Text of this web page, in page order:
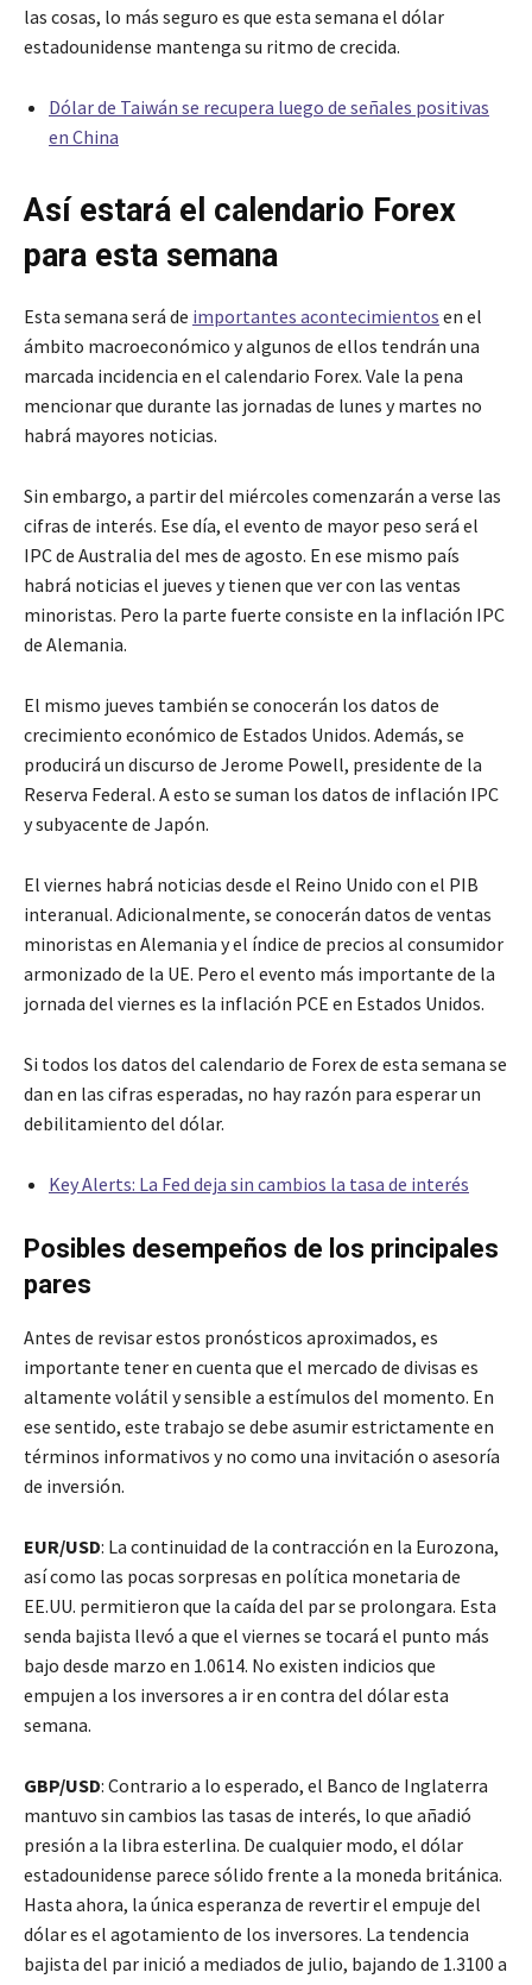
las cosas, lo más seguro es que esta semana el dólar
estadounidense mantenga su ritmo de crecida.
Dólar de Taiwán se recupera luego de señales positivas
en China
Así estará el calendario Forex
para esta semana
Esta semana será de importantes acontecimientos en el
ámbito macroeconómico y algunos de ellos tendrán una
marcada incidencia en el calendario Forex. Vale la pena
mencionar que durante las jornadas de lunes y martes no
habrá mayores noticias.
Sin embargo, a partir del miércoles comenzarán a verse las
cifras de interés. Ese día, el evento de mayor peso será el
IPC de Australia del mes de agosto. En ese mismo país
habrá noticias el jueves y tienen que ver con las ventas
minoristas. Pero la parte fuerte consiste en la inflación IPC
de Alemania.
El mismo jueves también se conocerán los datos de
crecimiento económico de Estados Unidos. Además, se
producirá un discurso de Jerome Powell, presidente de la
Reserva Federal. A esto se suman los datos de inflación IPC
y subyacente de Japón.
El viernes habrá noticias desde el Reino Unido con el PIB
interanual. Adicionalmente, se conocerán datos de ventas
minoristas en Alemania y el índice de precios al consumidor
armonizado de la UE. Pero el evento más importante de la
jornada del viernes es la inflación PCE en Estados Unidos.
Si todos los datos del calendario de Forex de esta semana se
dan en las cifras esperadas, no hay razón para esperar un
debilitamiento del dólar.
Key Alerts: La Fed deja sin cambios la tasa de interés
Posibles desempeños de los principales
pares
Antes de revisar estos pronósticos aproximados, es
importante tener en cuenta que el mercado de divisas es
altamente volátil y sensible a estímulos del momento. En
ese sentido, este trabajo se debe asumir estrictamente en
términos informativos y no como una invitación o asesoría
de inversión.
EUR/USD: La continuidad de la contracción en la Eurozona,
así como las pocas sorpresas en política monetaria de
EE.UU. permitieron que la caída del par se prolongara. Esta
senda bajista llevó a que el viernes se tocará el punto más
bajo desde marzo en 1.0614. No existen indicios que
empujen a los inversores a ir en contra del dólar esta
semana.
GBP/USD: Contrario a lo esperado, el Banco de Inglaterra
mantuvo sin cambios las tasas de interés, lo que añadió
presión a la libra esterlina. De cualquier modo, el dólar
estadounidense parece sólido frente a la moneda británica.
Hasta ahora, la única esperanza de revertir el empuje del
dólar es el agotamiento de los inversores. La tendencia
bajista del par inició a mediados de julio, bajando de 1.3100 a